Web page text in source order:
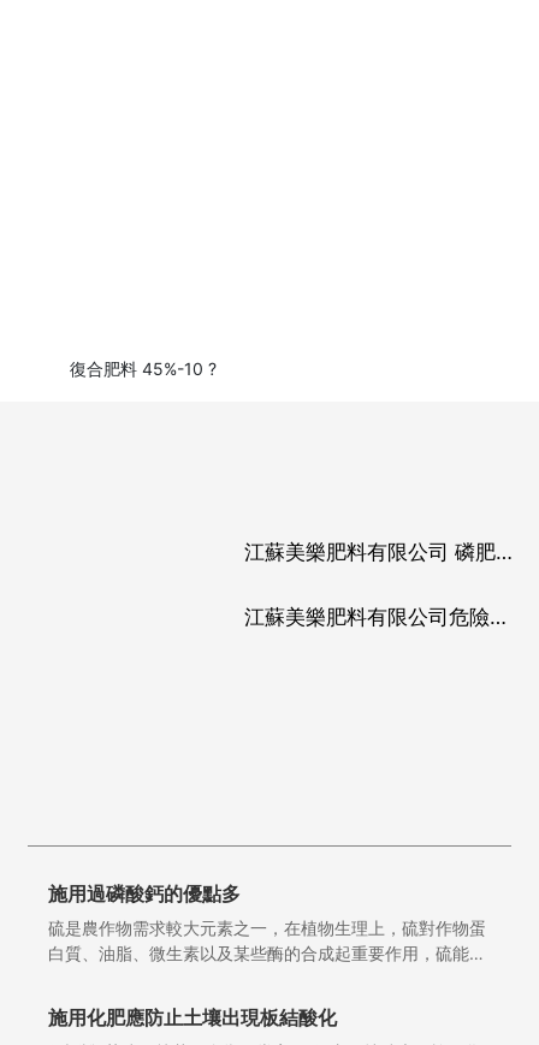
復合肥料 45%-10 ?
江蘇美樂肥料有限公司 磷肥、
段）環保驗收公示
江蘇美樂肥料有限公司危險廢
施用過磷酸鈣的優點多
硫是農作物需求較大元素之一，在植物生理上，硫對作物蛋
白質、油脂、微生素以及某些酶的合成起重要作用，硫能增
進入農田，因此掩蓋了土壤缺硫和對硫的需要。過磷酸鈣是
世界上最早的磷肥品種，雖然磷素含量較低，但它不僅能提
施用化肥應防止土壤出現板結酸化